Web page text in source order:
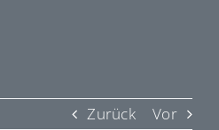
Zurück Vor